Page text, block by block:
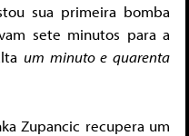
sua primeira bomba
sete minutos para a
um minuto e quarenta
Zupancic recupera um